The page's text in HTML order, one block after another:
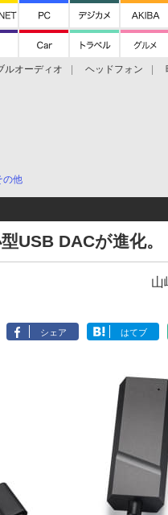
ルオーディオ ヘッドフォン
の他
USB DACが進化。
山
シェア はてブ